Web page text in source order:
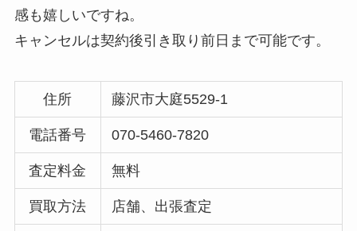
感も嬉しいですね。
キャンセルは契約後引き取り前日まで可能です。
住所 藤沢市大庭5529-1
電話番号 070-5460-7820
査定料金 無料
買取方法 店舗、出張査定